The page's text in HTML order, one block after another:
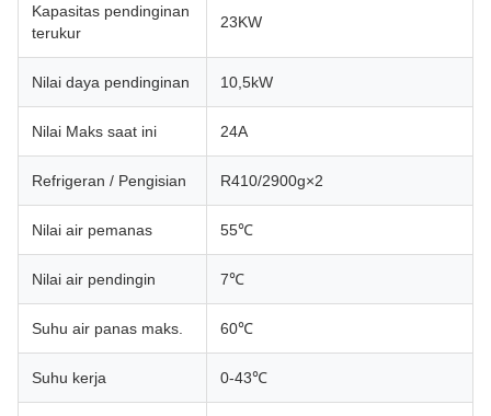
Kapasitas pendinginan
terukur
23KW
Nilai daya pendinginan 10,5kW
Nilai Maks saat ini 24A
Refrigeran / Pengisian R410/2900g×2
Nilai air pemanas 55℃
Nilai air pendingin 7℃
Suhu air panas maks. 60℃
Suhu kerja 0-43℃